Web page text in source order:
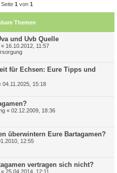
b
Seite 1 von 1
Themen
und Uvb Quelle
« 16.10.2012, 11:57
für Echsen: Eure Tipps und
04.11.2025, 15:18
« 02.12.2009, 18:36
überwintern Eure Bartagamen?
12:55
vertragen sich nicht?
« 25.04.2014, 12:11